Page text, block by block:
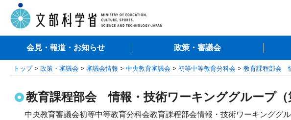
会見・報道・お知らせ 政策・審議会
トップ> 政策・審議会 > 審議会情報 > 中央教育審議会 > 初等中等教育分科会 > 教育課程部会
教育課程部会 情報・技術ワーキンググループ（
中央教育審議会初等中等教育分科会教育課程部会情報・技術ワーキンググ